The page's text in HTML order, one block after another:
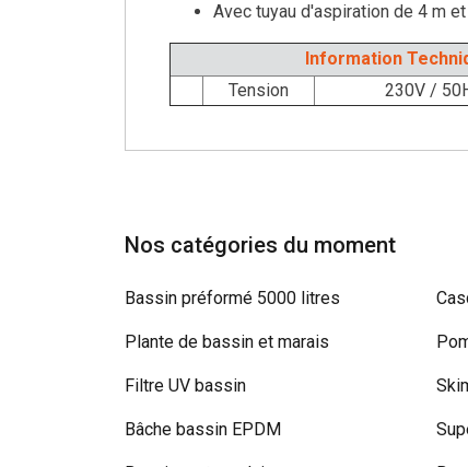
Avec tuyau d'aspiration de 4 m
Information
Tension
230V /
Nos catégories du moment
Bassin préformé 5000 litres
Plante de bassin et marais
Filtre UV bassin
Bâche bassin EPDM